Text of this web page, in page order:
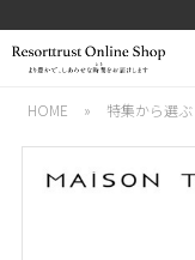
HOME » 特集から選ぶ